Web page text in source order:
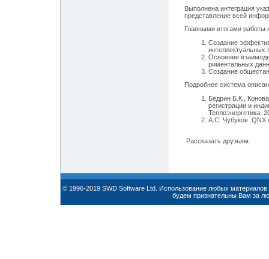
Выполнена интеграция
представление всей
Главными итогами
Создание
Освоение
риментальных
Создание
Подробнее система
Бедрин Б.К.,
регистрации и
А.С. Чубуков. QNX
Рассказать друзьям:
© 1996-2019 SWD Software Ltd. Использование любых
будем признательны Вам за